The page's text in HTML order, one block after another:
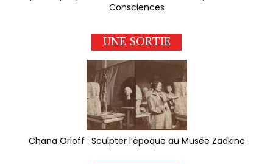
Consciences
UNE SORTIE
Chana Orloff : Sculpter l’époque au Musée Zadkine